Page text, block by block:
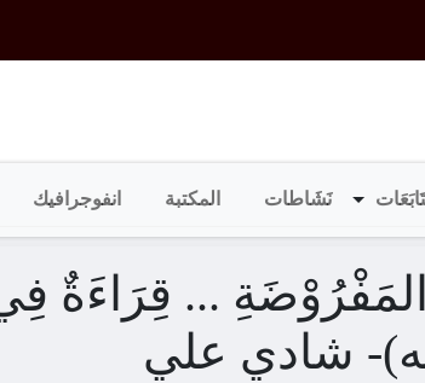
نَشَاطات المكتبة انفوجرافيك
المَفْرُوْضَةِ ...
شادي علي